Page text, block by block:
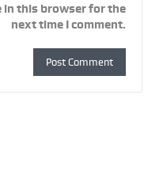
in this browser for the
next time I comment.